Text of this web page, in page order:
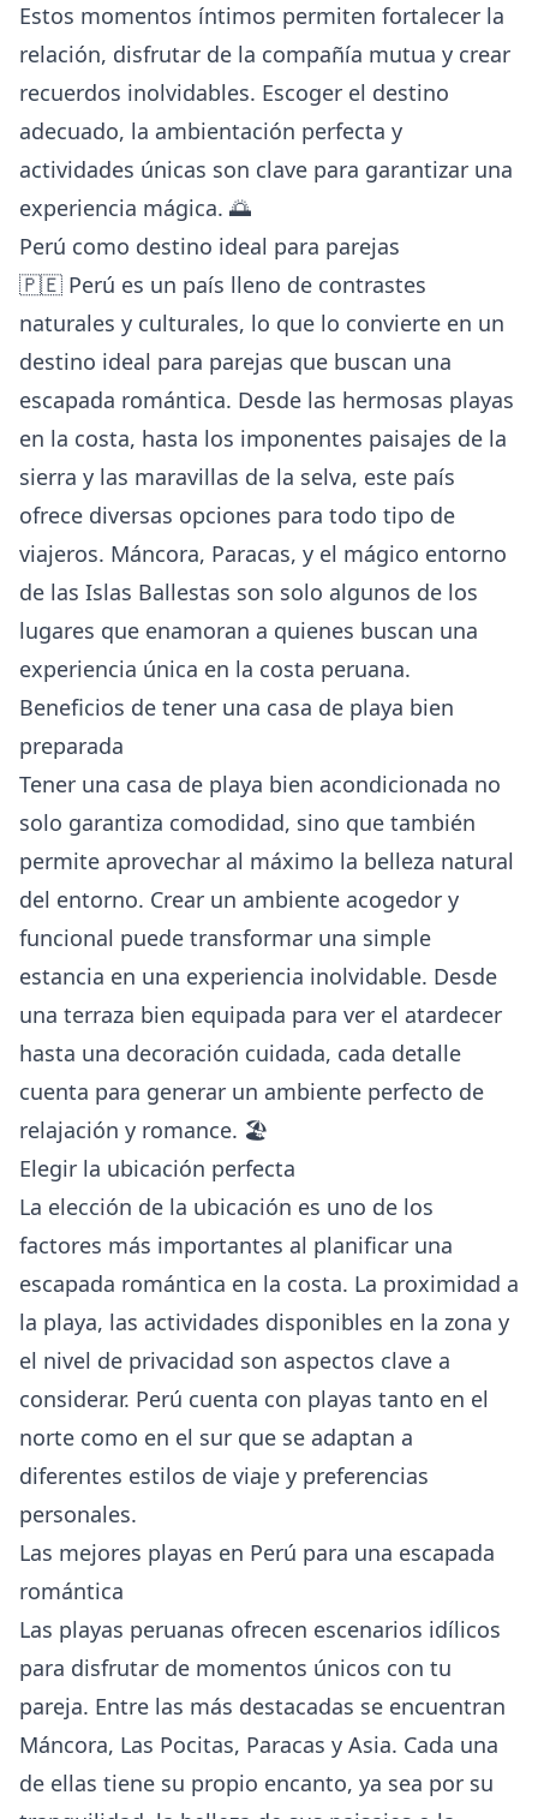
Estos momentos íntimos permiten fortalecer la
relación, disfrutar de la compañía mutua y crear
recuerdos inolvidables. Escoger el destino
adecuado, la ambientación perfecta y
actividades únicas son clave para garantizar una
experiencia mágica. 🌅
Perú como destino ideal para parejas
🇵🇪 Perú es un país lleno de contrastes
naturales y culturales, lo que lo convierte en un
destino ideal para parejas que buscan una
escapada romántica. Desde las hermosas playas
en la costa, hasta los imponentes paisajes de la
sierra y las maravillas de la selva, este país
ofrece diversas opciones para todo tipo de
viajeros. Máncora, Paracas, y el mágico entorno
de las Islas Ballestas son solo algunos de los
lugares que enamoran a quienes buscan una
experiencia única en la costa peruana.
Beneficios de tener una casa de playa bien
preparada
Tener una casa de playa bien acondicionada no
solo garantiza comodidad, sino que también
permite aprovechar al máximo la belleza natural
del entorno. Crear un ambiente acogedor y
funcional puede transformar una simple
estancia en una experiencia inolvidable. Desde
una terraza bien equipada para ver el atardecer
hasta una decoración cuidada, cada detalle
cuenta para generar un ambiente perfecto de
relajación y romance. 🏖️
Elegir la ubicación perfecta
La elección de la ubicación es uno de los
factores más importantes al planificar una
escapada romántica en la costa. La proximidad a
la playa, las actividades disponibles en la zona y
el nivel de privacidad son aspectos clave a
considerar. Perú cuenta con playas tanto en el
norte como en el sur que se adaptan a
diferentes estilos de viaje y preferencias
personales.
Las mejores playas en Perú para una escapada
romántica
Las playas peruanas ofrecen escenarios idílicos
para disfrutar de momentos únicos con tu
pareja. Entre las más destacadas se encuentran
Máncora, Las Pocitas, Paracas y Asia. Cada una
de ellas tiene su propio encanto, ya sea por su